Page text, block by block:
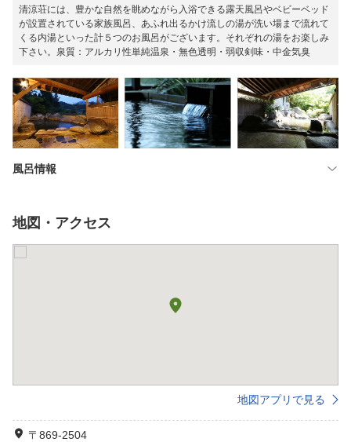
清涼荘には、豊かな自然を眺めながら入浴できる露天風呂やベビーベッド
が設置されている家族風呂、あふれ出るかけ流しの湯が洗い場まで流れて
くる内湯といった計５つのお風呂がございます。それぞれの湯をお楽しみ
下さい。泉質：アルカリ性単純温泉・無色透明・弱収剣味・中金気臭
風呂情報
地図・アクセス
地図アプリで見る
〒869-2504